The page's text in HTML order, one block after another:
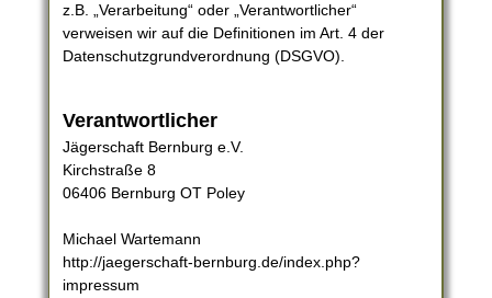
z.B. „Verarbeitung“ oder „Verantwortlicher“
verweisen wir auf die Definitionen im Art. 4 der
Datenschutzgrundverordnung (DSGVO).
Verantwortlicher
Jägerschaft Bernburg e.V.
Kirchstraße 8
06406 Bernburg OT Poley
Michael Wartemann
http://jaegerschaft-bernburg.de/index.php?
impressum